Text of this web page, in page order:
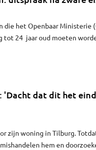
die het Openbaar Ministerie
tot 24 jaar oud moeten
'Dacht dat dit het
zijn woning in Tilburg.
hem en